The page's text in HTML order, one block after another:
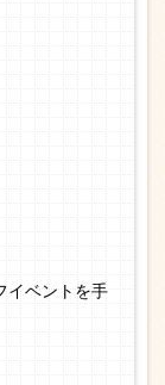
イベントを手